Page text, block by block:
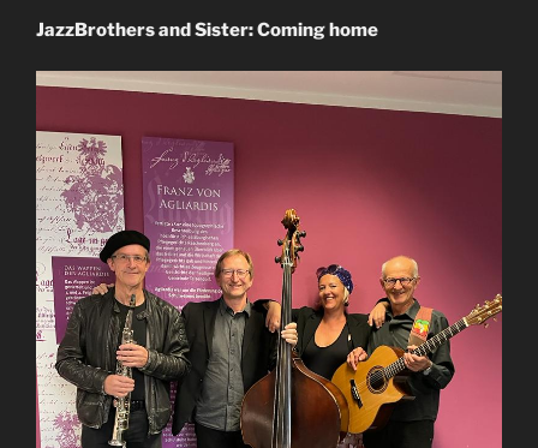
JazzBrothers and Sister: Coming home